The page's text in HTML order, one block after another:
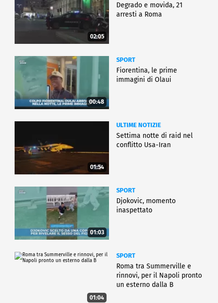
02:05
Degrado e movida, 21
arresti a Roma
00:48
SPORT
Fiorentina, le prime
immagini di Olaui
01:54
ULTIME NOTIZIE
Settima notte di raid nel
conflitto Usa-Iran
01:03
SPORT
Djokovic, momento
inaspettato
01:04
SPORT
Roma tra Summerville e
rinnovi, per il Napoli pronto
un esterno dalla B